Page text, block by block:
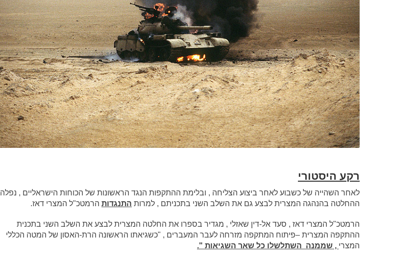
רקע היסטורי
לאחר השהייה של כשבוע לאחר ביצוע הצליחה , ובלימת ההתקפות הנגד הראשונות של הכוחות הישראליים , נפלה
ההחלטה בהנהגה המצרית לבצע גם את השלב השני בתכניתם , למרות התנגדות הרמטכ"ל המצרי דאז.
הרמטכ"ל המצרי דאז , סעד אל-דין שאזלי , מגדיר בספרו את החלטה המצרית לבצע את השלב השני בתכנית
ההתקפה המצרית –פיתוח המתקפה מזרחה לעבר המעברים , "כשגיאתו הראשונה הרת-האסון של המטה הכללי
המצרי , שממנה השתלשלו כל שאר השגיאות ".